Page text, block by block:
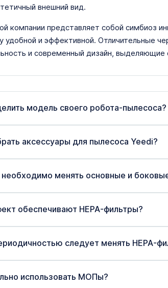
внешний вид.
компании представляет собой симбиоз
удобной и эффективной. Отличительные
и современный дизайн,
модель своего робота-пылесоса?
аксессуары для пылесоса Yeedi?
необходимо менять основные и
обеспечивают HEPA-фильтры?
следует менять HEPA-
использовать МОПы?